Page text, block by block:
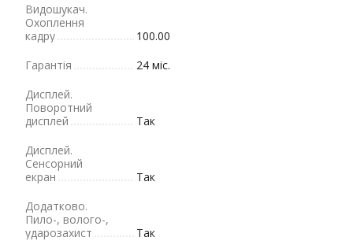
Видошукач.
Охоплення
кадру
100.00
Гарантія
24 міс.
Дисплей.
Поворотний
дисплей
Так
Дисплей.
Сенсорний
екран
Так
Додатково.
Пило-, волого-,
ударозахист
Так